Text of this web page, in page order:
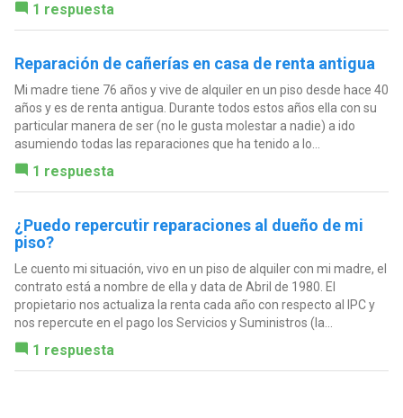
1 respuesta
Reparación de cañerías en casa de renta antigua
Mi madre tiene 76 años y vive de alquiler en un piso desde hace 40
años y es de renta antigua. Durante todos estos años ella con su
particular manera de ser (no le gusta molestar a nadie) a ido
asumiendo todas las reparaciones que ha tenido a lo...
1 respuesta
¿Puedo repercutir reparaciones al dueño de mi
piso?
Le cuento mi situación, vivo en un piso de alquiler con mi madre, el
contrato está a nombre de ella y data de Abril de 1980. El
propietario nos actualiza la renta cada año con respecto al IPC y
nos repercute en el pago los Servicios y Suministros (la...
1 respuesta